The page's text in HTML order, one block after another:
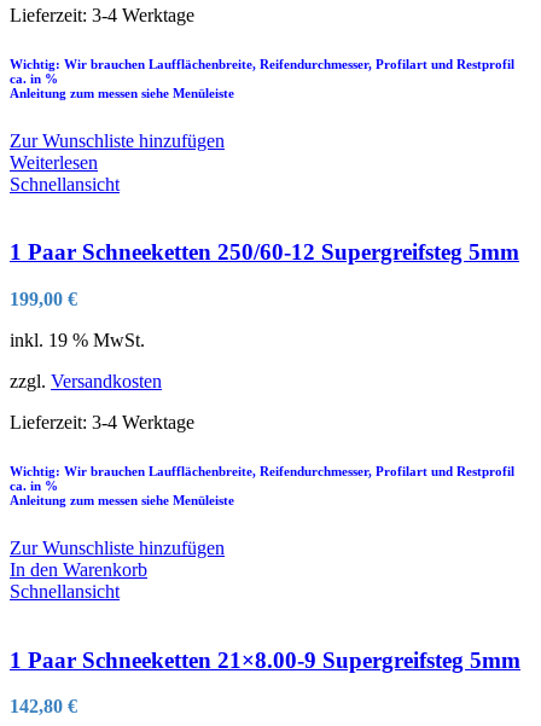
Lieferzeit: 3-4 Werktage
Wichtig: Wir brauchen Laufflächenbreite, Reifendurchmesser, Profilart und Restprofil
ca. in %
Anleitung zum messen siehe Menüleiste
Zur Wunschliste hinzufügen
Weiterlesen
Schnellansicht
1 Paar Schneeketten 250/60-12 Supergreifsteg 5mm
199,00 €
inkl. 19 % MwSt.
zzgl. Versandkosten
Lieferzeit: 3-4 Werktage
Wichtig: Wir brauchen Laufflächenbreite, Reifendurchmesser, Profilart und Restprofil
ca. in %
Anleitung zum messen siehe Menüleiste
Zur Wunschliste hinzufügen
In den Warenkorb
Schnellansicht
1 Paar Schneeketten 21×8.00-9 Supergreifsteg 5mm
142,80 €